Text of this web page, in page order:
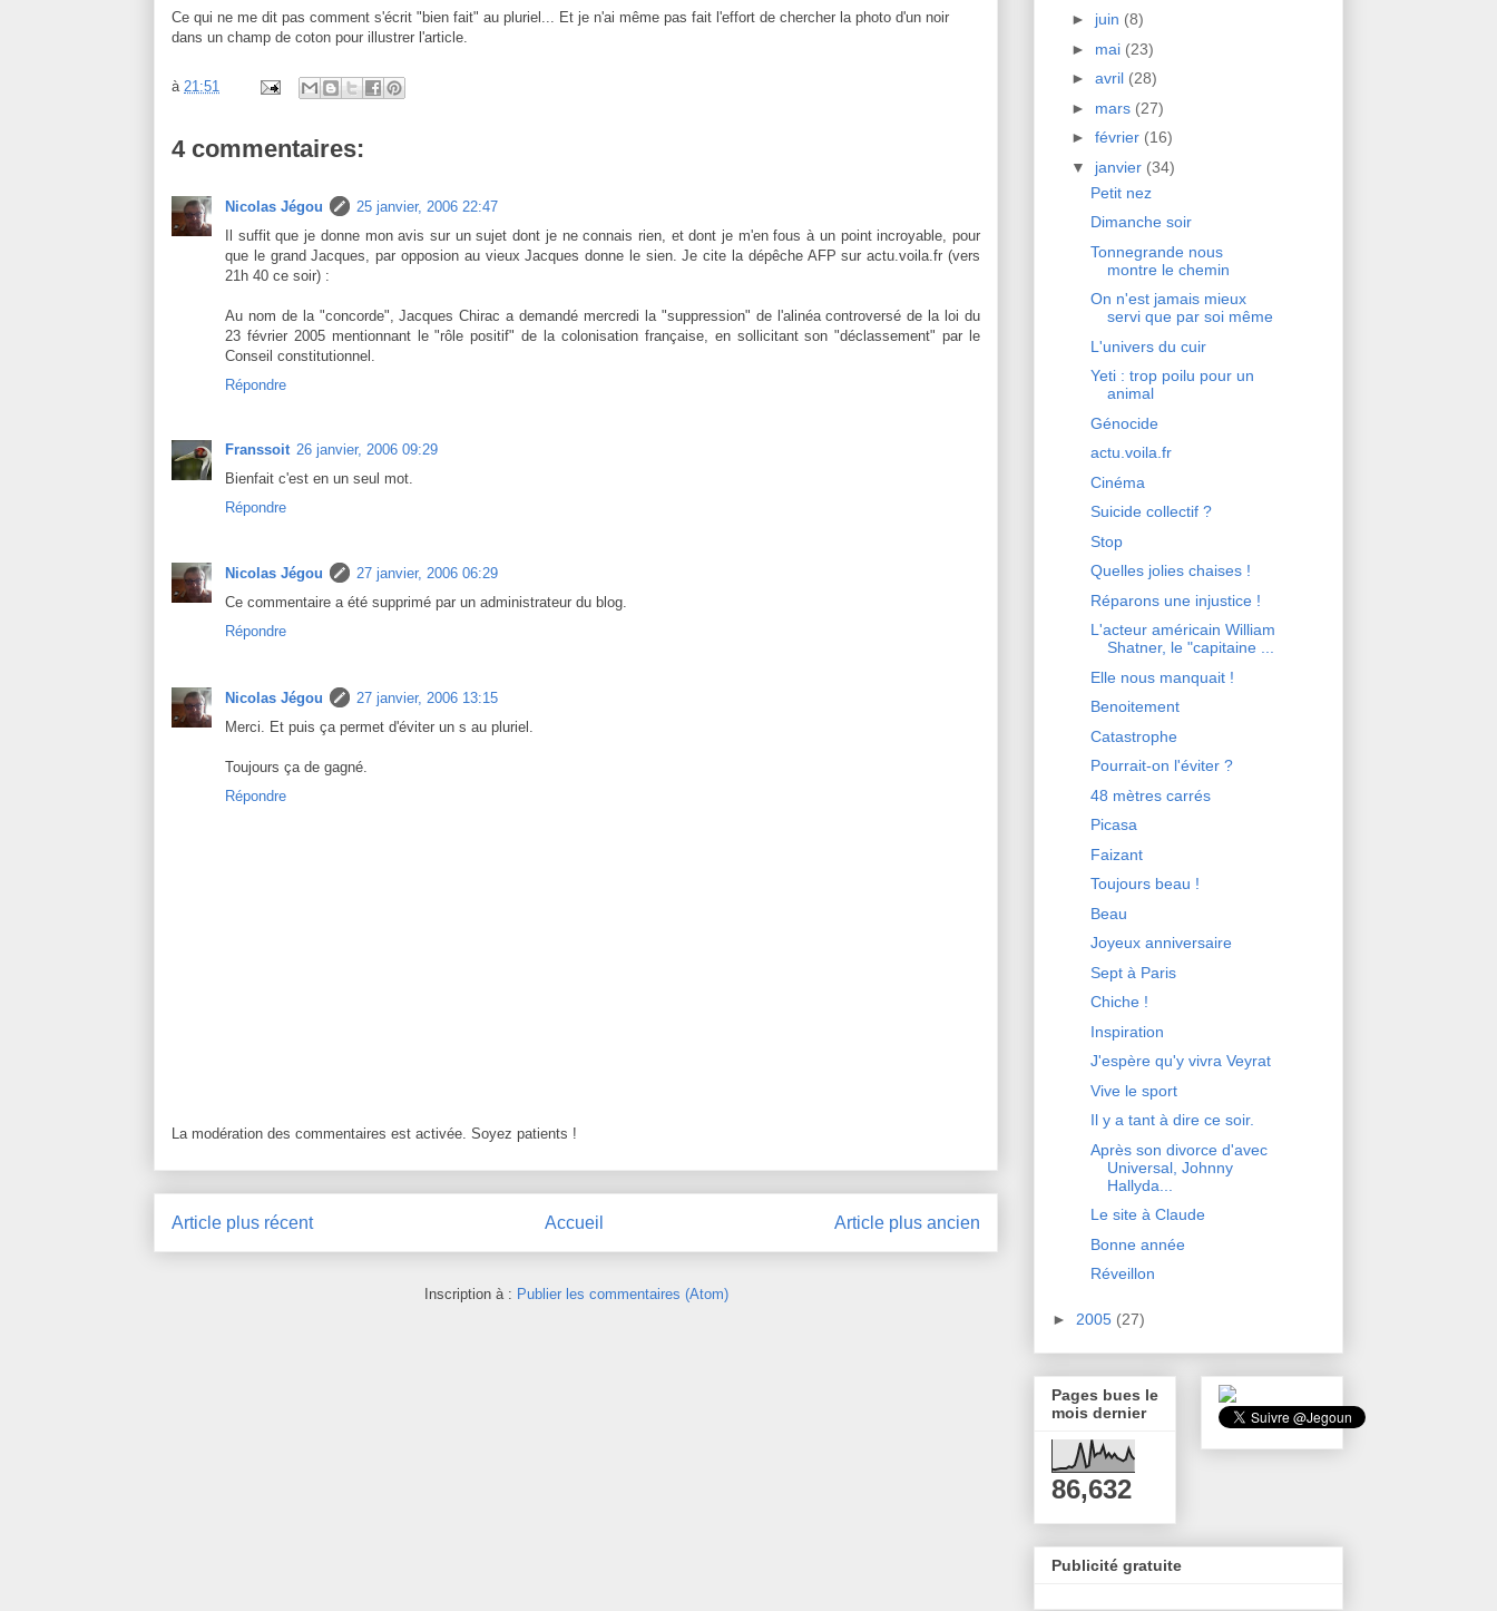
Ce qui ne me dit pas comment s'écrit "bien fait" au pluriel... Et je n'ai même pas fait l'effort de chercher la photo d'un noir
dans un champ de coton pour illustrer l'article.
à 21:51
4 commentaires:
Nicolas Jégou
25 janvier, 2006 22:47
Il suffit que je donne mon avis sur un sujet dont je ne connais rien, et dont je m'en fous à un point incroyable, pour
que le grand Jacques, par opposion au vieux Jacques donne le sien. Je cite la dépêche AFP sur actu.voila.fr (vers
21h 40 ce soir) :
Au nom de la "concorde", Jacques Chirac a demandé mercredi la "suppression" de l'alinéa controversé de la loi du
23 février 2005 mentionnant le "rôle positif" de la colonisation française, en sollicitant son "déclassement" par le
Conseil constitutionnel.
Répondre
Franssoit 26 janvier, 2006 09:29
Bienfait c'est en un seul mot.
Répondre
Nicolas Jégou
27 janvier, 2006 06:29
Ce commentaire a été supprimé par un administrateur du blog.
Répondre
Nicolas Jégou
27 janvier, 2006 13:15
Merci. Et puis ça permet d'éviter un s au pluriel.
Toujours ça de gagné.
Répondre
La modération des commentaires est activée. Soyez patients !
Article plus récent Article plus ancien
Accueil
Inscription à : Publier les commentaires (Atom)
► juin (8)
► mai (23)
► avril (28)
► mars (27)
► février (16)
▼ janvier (34)
Petit nez
Dimanche soir
Tonnegrande nous
montre le chemin
On n'est jamais mieux
servi que par soi même
L'univers du cuir
Yeti : trop poilu pour un
animal
Génocide
actu.voila.fr
Cinéma
Suicide collectif ?
Stop
Quelles jolies chaises !
Réparons une injustice !
L'acteur américain William
Shatner, le "capitaine ...
Elle nous manquait !
Benoitement
Catastrophe
Pourrait-on l'éviter ?
48 mètres carrés
Picasa
Faizant
Toujours beau !
Beau
Joyeux anniversaire
Sept à Paris
Chiche !
Inspiration
J'espère qu'y vivra Veyrat
Vive le sport
Il y a tant à dire ce soir.
Après son divorce d'avec
Universal, Johnny
Hallyda...
Le site à Claude
Bonne année
Réveillon
► 2005 (27)
Pages bues le
mois dernier
86,632
Publicité gratuite